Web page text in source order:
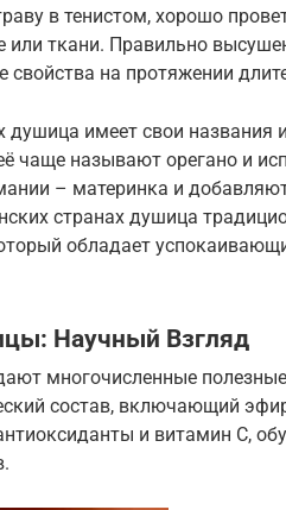
в тенистом, хорошо
или ткани. Правильно
свойства на протяжении
душица имеет свои названия
чаще называют орегано и
– материнка и
странах душица
обладает
Научный Взгляд
многочисленные
состав, включающий
и витамин С,